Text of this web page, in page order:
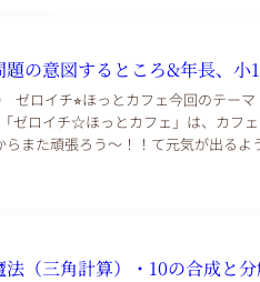
の意図するところ&年長、小
ゼロイチ⭐︎ほっとカフェ今回のテー
ゼロイチ☆ほっとカフェ」は、カフ
また頑張ろう～！！て元気が出るよ
（三角計算）・10の合成と